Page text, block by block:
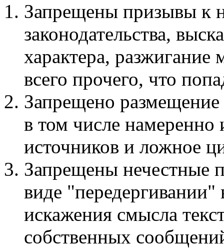
Запрещены призывы к
законодательства,
характера,
всего прочего, что
Запрещено
в том числе намеренно
источников и ложное
Запрещены нечестные
виде "передергивании"
искажения смысла
собственных